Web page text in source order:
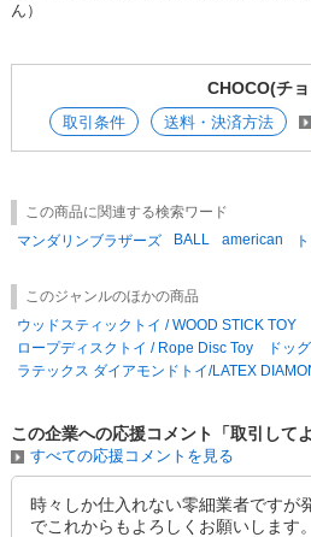
じ目線に立ってデザインしています。
「お揃いのスタイルで散歩を」
派手な柄や色、可愛らしいモチーフは一
タンダード。
【Brand Policy】
MANDARINE BROTHERS は品質や形状
ます。
なく使って頂けるように、開発を進めてい
また、大手OEMペット用品の製造を行っ
強い背景をもとに、細かな縫製からプリ
います。
デザインだけでなく、お客様が末永くお
ん）
CHOCO(チ
取引条件 送料・決済方法
この商品に関連する検索ワード
マンダリンブラザーズ
BALL american
このジャンルのほかの商品
ウッドスティックトイ / WOOD STICK TOY
ロープディスクトイ / Rope Disc Toy ドッ
ラテックス ダイアモンドトイ/LATEX
この企業への応援コメント「取引して
すべての応援コメントを見る
時々しか仕入れない零細業者ですが
でこれからもよろしくお願いします。